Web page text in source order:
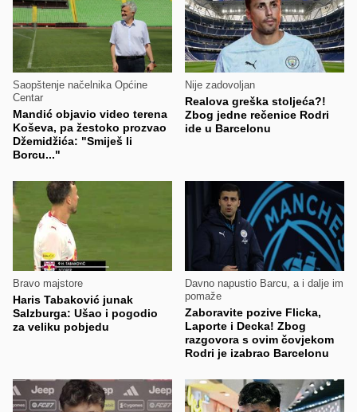
Saopštenje načelnika Općine
Centar
Mandić objavio video terena
Koševa, pa žestoko prozvao
Džemidžića: "Smiješ li
Borcu..."
Nije zadovoljan
Realova greška stoljeća?!
Zbog jedne rečenice Rodri
ide u Barcelonu
Bravo majstore
Haris Tabaković junak
Salzburga: Ušao i pogodio
za veliku pobjedu
Davno napustio Barcu, a i dalje im
pomaže
Zaboravite pozive Flicka,
Laporte i Decka! Zbog
razgovora s ovim čovjekom
Rodri je izabrao Barcelonu